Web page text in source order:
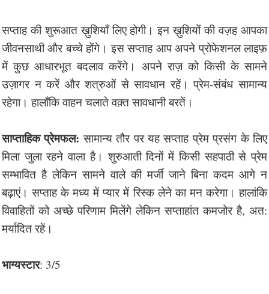
सप्ताह की शुरूआत ख़ुशियाँ लिए होगी। इन ख़ुशियों की वज़ह आपका
जीवनसाथी और बच्चे होंगे। इस सप्ताह आप अपने प्रोफेशनल लाइफ़
में कुछ आधारभूत बदलाव करेंगे। अपने राज़ को किसी के सामने
उज़ागर न करें और शत्रुओं से सावधान रहें। प्रेम-संबंध सामान्य
रहेगा। हालाँकि वाहन चलाते वक़्त सावधानी बरतें।
साप्ताहिक प्रेमफल: सामान्य तौर पर यह सप्ताह प्रेम प्रसंग के लिए
मिला जुला रहने वाला है। शुरुआती दिनों में किसी सहपाठी से प्रेम
सम्भावित है लेकिन सामने वाले की मर्जी जाने बिना कदम आगे न
बढ़ाएं। सप्ताह के मध्य में प्यार में रिस्क लेने का मन करेगा। हालांकि
विवाहितों को अच्छे परिणाम मिलेंगे लेकिन सप्ताहांत कमजोर है, अत:
मर्यादित रहें।
भाग्यस्टार: 3/5